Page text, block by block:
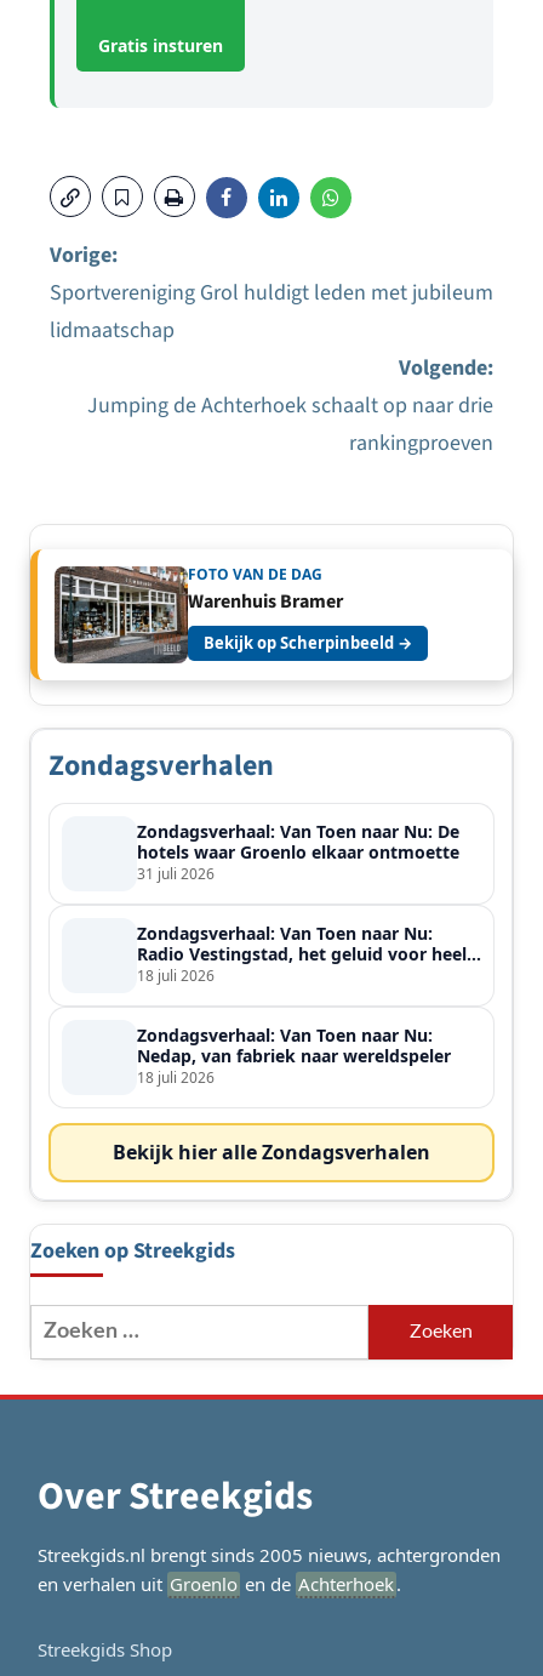
Gratis insturen
Bericht
Vorige:
Sportvereniging Grol huldigt leden met jubileum
lidmaatschap
Volgende:
Jumping de Achterhoek schaalt op naar drie
rankingproeven
FOTO VAN DE DAG
Warenhuis Bramer
Bekijk op Scherpinbeeld →
Zondagsverhalen
Zondagsverhaal: Van Toen naar Nu: De
hotels waar Groenlo elkaar ontmoette
31 juli 2026
Zondagsverhaal: Van Toen naar Nu:
Radio Vestingstad, het geluid voor heel
de streek
18 juli 2026
Zondagsverhaal: Van Toen naar Nu:
Nedap, van fabriek naar wereldspeler
18 juli 2026
Bekijk hier alle Zondagsverhalen
Zoeken op Streekgids
Zoeken
naar:
Over Streekgids
Streekgids.nl brengt sinds 2005 nieuws, achtergronden
en verhalen uit Groenlo en de Achterhoek.
Streekgids Shop